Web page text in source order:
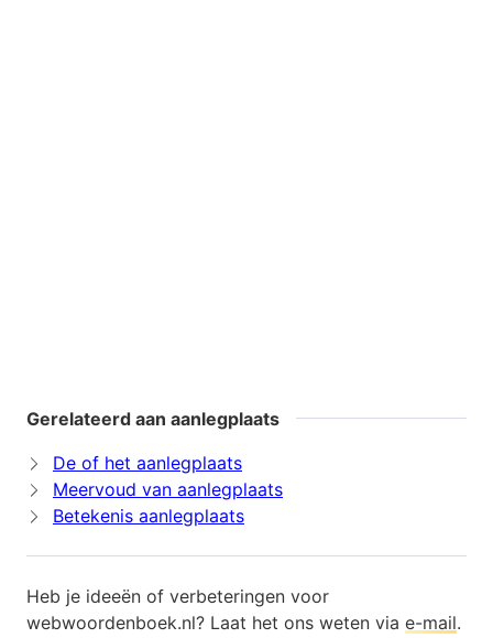
Gerelateerd aan aanlegplaats
De of het aanlegplaats
Meervoud van aanlegplaats
Betekenis aanlegplaats
Heb je ideeën of verbeteringen voor
webwoordenboek.nl? Laat het ons weten via e-mail.